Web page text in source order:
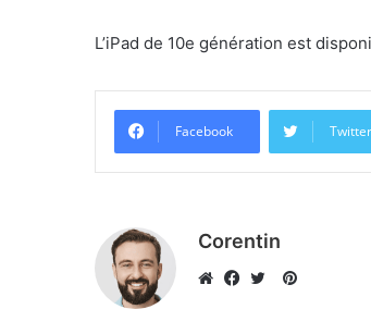
L’iPad de 10e génération est
Facebook Twitter
Corentin
Pinterest